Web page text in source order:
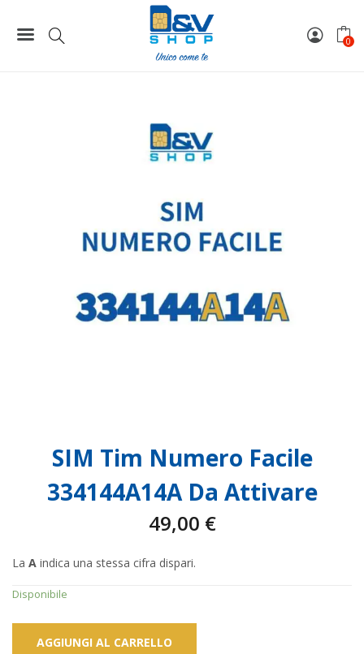
0
SIM Tim Numero Facile 334144A14A Da Attivare
SIM Tim Numero Facile
334144A14A Da Attivare
49,00 €
La A indica una stessa cifra dispari.
Disponibile
AGGIUNGI AL CARRELLO